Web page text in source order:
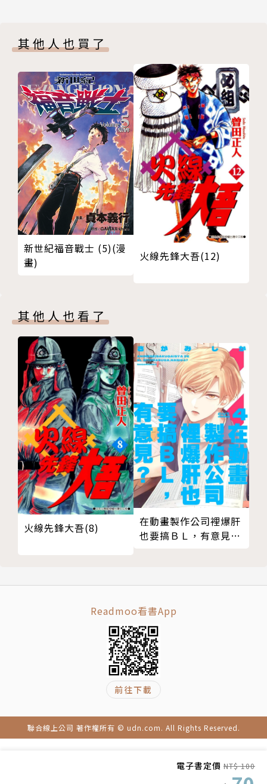
電子書定價 NT$ 100
其他人也買了
新世紀福音戰士 (5)(漫
畫)
火線先鋒大吾(12)
其他人也看了
火線先鋒大吾(8)
在動畫製作公司裡爆肝
也要搞ＢＬ，有意見？
Readmoo看書App
前往下載
聯合線上公司 著作權所有 © udn.com. All Rights Reserved.